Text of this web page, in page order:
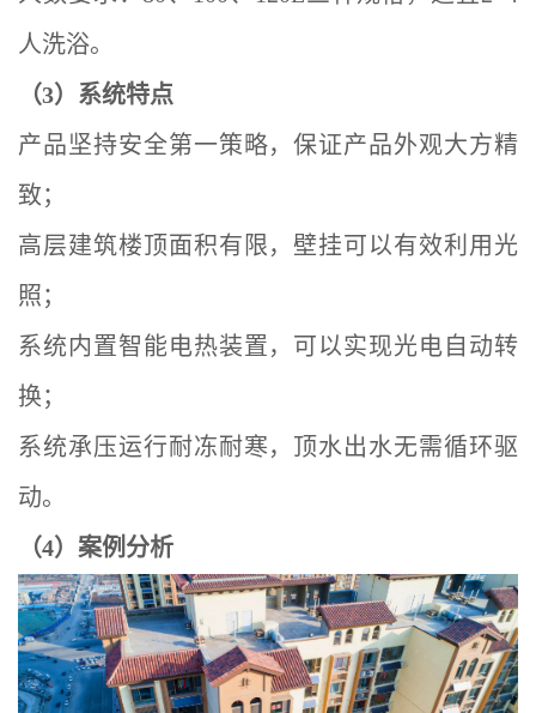
人洗浴。
（3）系统特点
产品坚持安全第一策略，保证产品外观大方精
致；
高层建筑楼顶面积有限，壁挂可以有效利用光
照；
系统内置智能电热装置，可以实现光电自动转
换；
系统承压运行耐冻耐寒，顶水出水无需循环驱
动。
（4）案例分析